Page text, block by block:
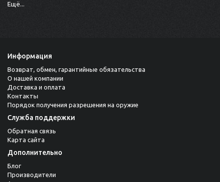
Ещё...
Информация
Возврат, обмен, гарантийные обязательства
О нашей компании
Доставка и оплата
Контакты
Порядок получения разрешения на оружие
Служба поддержки
Обратная связь
Карта сайта
Дополнительно
Блог
Производители